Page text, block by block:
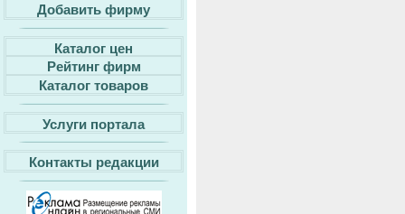
Добавить фирму
Каталог цен
Рейтинг фирм
Каталог товаров
Услуги портала
Контакты редакции